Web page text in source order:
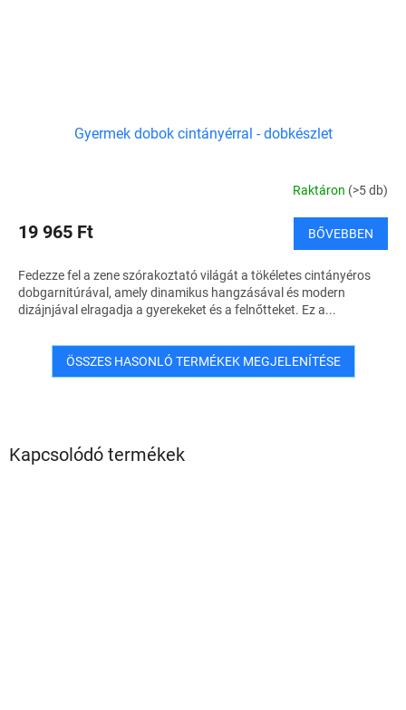
Kapcsolódó termékek
Gyermek dobok cintányérral - dobkészlet
Raktáron (>5 db)
19 965 Ft BŐVEBBEN
Fedezze fel a zene szórakoztató világát a tökéletes cintányéros
dobgarnitúrával, amely dinamikus hangzásával és modern
dizájnjával elragadja a gyerekeket és a felnőtteket. Ez a...
ÖSSZES HASONLÓ TERMÉKEK MEGJELENÍTÉSE